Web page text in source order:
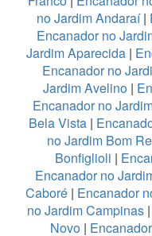
no Jardim Andaraí|
Encanador no
Jardim Aparecida |
Encanador no
Jardim Avelino|
Encanador no
Bela Vista|
no Jardim Bom
Bonfiglioli |
Encanador no
Caboré| Encanador
no Jardim Campinas|
Novo|